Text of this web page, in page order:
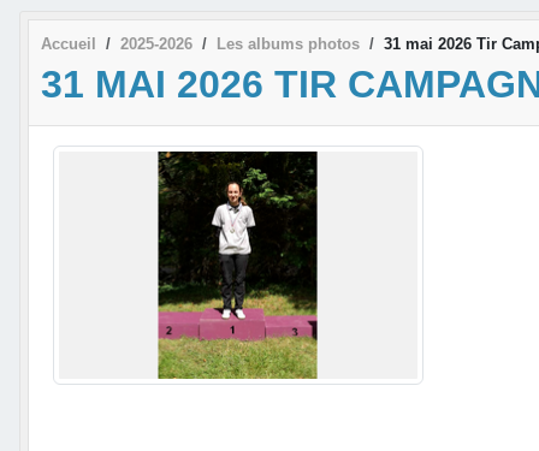
Accueil 2025-2026 Les albums photos 31 mai 2026 Tir
31 MAI 2026 TIR